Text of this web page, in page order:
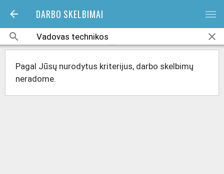
DARBO SKELBIMAI bars
Pagal Jūsų nurodytus kriterijus, darbo skelbimų
neradome.